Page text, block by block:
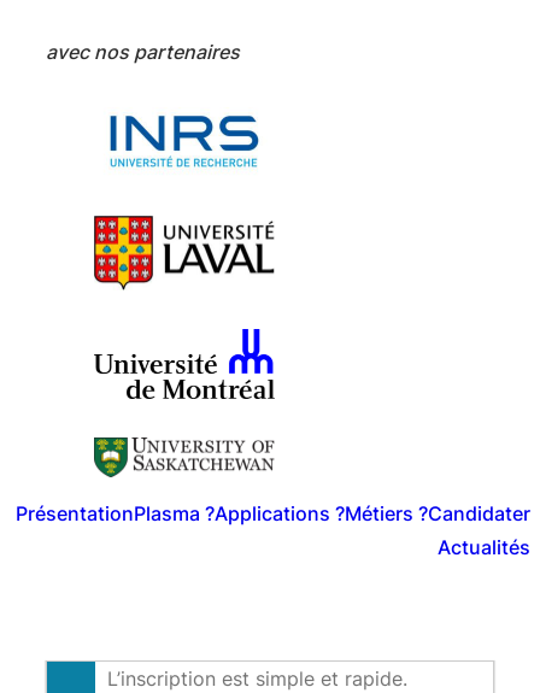
avec nos partenaires
PrésentationPlasma ?Applications ?Métiers ?Candidater
Actualités
L’inscription est simple et rapide.